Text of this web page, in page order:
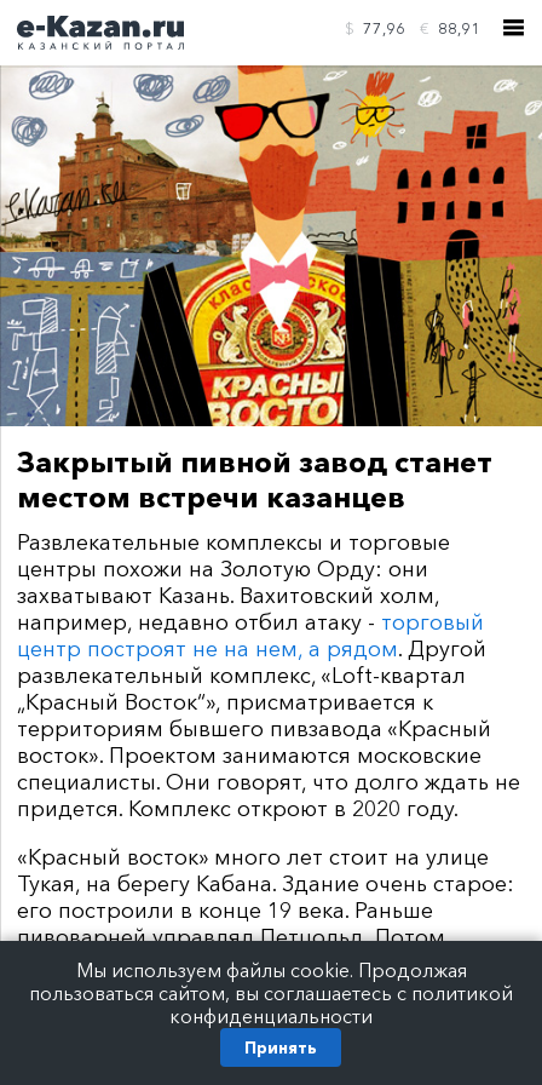
$ 77,96 € 88,91
КОНТАКТЫ
Закрытый пивной завод станет
местом встречи казанцев
Развлекательные комплексы и торговые
центры похожи на Золотую Орду: они
захватывают Казань. Вахитовский холм,
например, недавно отбил атаку - торговый
центр построят не на нем, а рядом. Другой
развлекательный комплекс, «Loft-квартал
„Красный Восток“», присматривается к
территориям бывшего пивзавода «Красный
восток». Проектом занимаются московские
специалисты. Они говорят, что долго ждать не
придется. Комплекс откроют в 2020 году.
«Красный восток» много лет стоит на улице
Тукая, на берегу Кабана. Здание очень старое:
его построили в конце 19 века. Раньше
пивоварней управлял Петцольд. Потом
НиколайII принял «сухой закон» и пива не
стало. Аромат хмеля и солода здесь снова
появился только в советское время. В здании
стал хозяйничать пивзавод «Красный восток».
Мы используем файлы cookie. Продолжая
пользоваться сайтом, вы соглашаетесь с политикой
конфиденциальности
Принять